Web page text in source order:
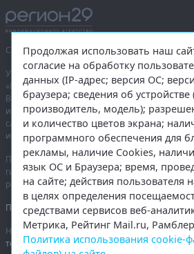
Сетевое издание «Информационное
Учредитель — общество с ограниченной
«Правда Севера».
Выписка из реестра зарегистрированных
информации:ЭЛ № ФС 77-74226от
службой по надзору в сфере связи,
и массовых коммуникаций (Роскомнадзор).
При полном или частичном использовании
гиперссылка на region29.ruобязательна.
разрешения администрации сайта
Правовая информация.
На информационном ресурсе применяются
технологии .
Продолжая использовать наш
согласие на обработку
данных (IP-адрес; версия ОС;
браузера; сведения об устройстве
производитель, модель);
и количество цветов экрана;
программного обеспечения для
рекламы, наличие Cookies,
язык ОС и Браузера; время,
на сайте; действия пользователя
в целях определения
средствами сервисов веб-
Метрика, Рейтинг Mail.ru,
Политика использования cookie-